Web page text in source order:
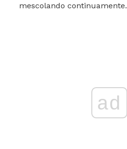
mescolando continuamente.
ad